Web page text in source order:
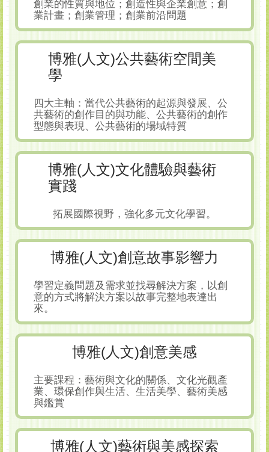
創業的性質與地位；創造性與企業創意；創
業計畫；創業管理；創業前沿問題
博雅(人文)公共藝術空間美
學
四大主軸：當代公共藝術的起源與發展、公
共藝術的創作目的與功能、公共藝術的創作
型態與表現、公共藝術的場域特質
博雅(人文)文化體驗與藝術
實踐
拓展國際視野，強化多元文化學習。
博雅(人文)創意故事影響力
學習定義問題及需求並找尋解決方案，以創
意的方式將解決方案以故事完整地表達出
來。
博雅(人文)創意美感
主要課程：藝術與文化的關係、文化光觀產
業、環保創作與生活、生活美學、藝術美感
與鑑賞
博雅(人文)藝術與美感探索